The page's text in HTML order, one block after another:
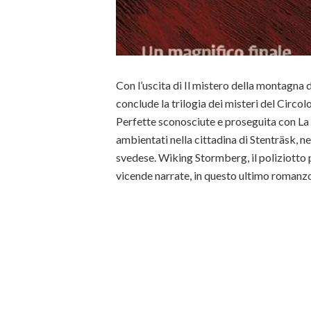
Con l’uscita di Il mistero della montagna
conclude la trilogia dei misteri del
Perfette sconosciute e proseguita con
ambientati nella cittadina di Stenträsk,
svedese. Wiking Stormberg, il poliziotto
vicende narrate, in questo ultimo